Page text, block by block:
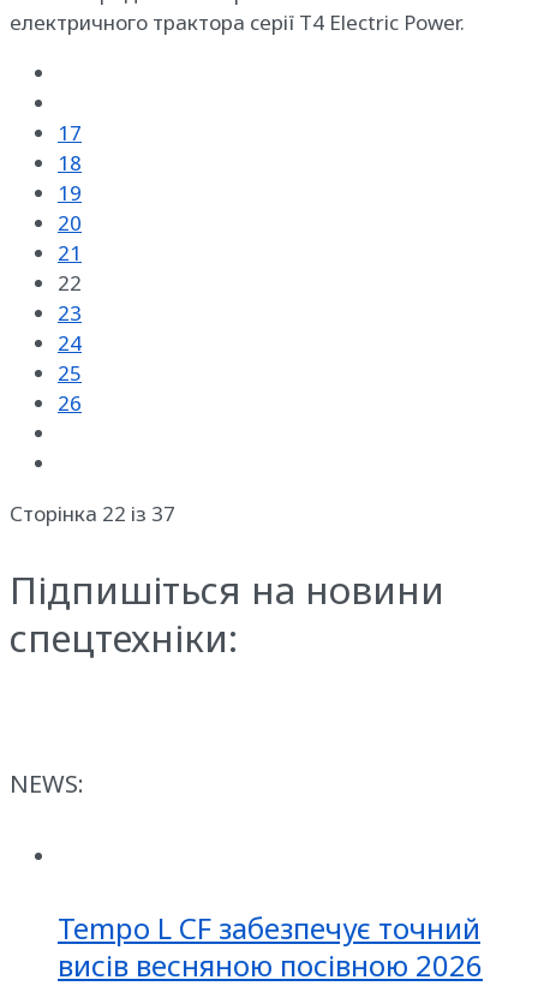
електричного трактора серії T4 Electric Power.
17
18
19
20
21
22
23
24
25
26
Сторінка 22 із 37
Підпишіться на новини
спецтехніки:
NEWS:
Tempo L CF забезпечує точний
висів весняною посівною 2026